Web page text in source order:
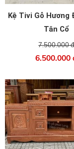
Kệ Tivi Gỗ Hương
Tân Cổ
7.500.000
6.500.000